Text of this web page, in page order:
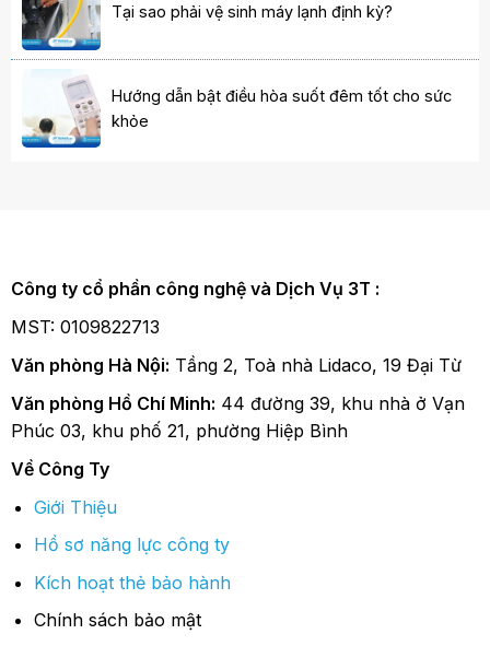
Tại sao phải vệ sinh máy lạnh định kỳ?
Hướng dẫn bật điều hòa suốt đêm tốt cho sức
khỏe
Công ty cổ phần công nghệ và Dịch Vụ 3T :
MST: 0109822713
Văn phòng Hà Nội: Tầng 2, Toà nhà Lidaco, 19 Đại Từ
Văn phòng Hồ Chí Minh: 44 đường 39, khu nhà ở Vạn
Phúc 03, khu phố 21, phường Hiệp Bình
Về Công Ty
Giới Thiệu
Hồ sơ năng lực công ty
Kích hoạt thẻ bảo hành
Chính sách bảo mật